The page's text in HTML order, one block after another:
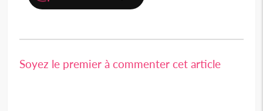
Soyez le premier à commenter cet article